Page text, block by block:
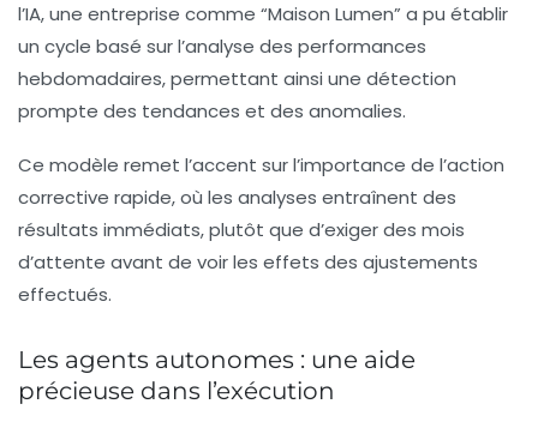
l’IA, une entreprise comme “Maison Lumen” a pu établir
un cycle basé sur l’analyse des performances
hebdomadaires, permettant ainsi une détection
prompte des tendances et des anomalies.
Ce modèle remet l’accent sur l’importance de l’action
corrective rapide, où les analyses entraînent des
résultats immédiats, plutôt que d’exiger des mois
d’attente avant de voir les effets des ajustements
effectués.
Les agents autonomes : une aide
précieuse dans l’exécution